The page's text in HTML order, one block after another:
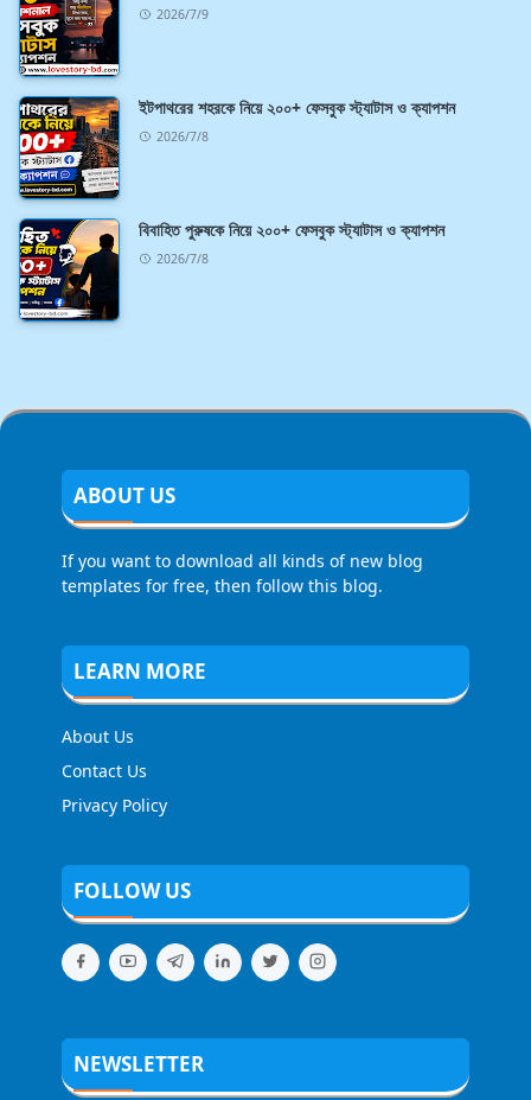
2026/7/9
ইটপাথরের শহরকে নিয়ে ২০০+ ফেসবুক স্ট্যাটাস ও ক্যাপশন
2026/7/8
বিবাহিত পুরুষকে নিয়ে ২০০+ ফেসবুক স্ট্যাটাস ও ক্যাপশন
2026/7/8
ABOUT US
If you want to download all kinds of new blog
templates for free, then follow this blog.
LEARN MORE
About Us
Contact Us
Privacy Policy
FOLLOW US
NEWSLETTER